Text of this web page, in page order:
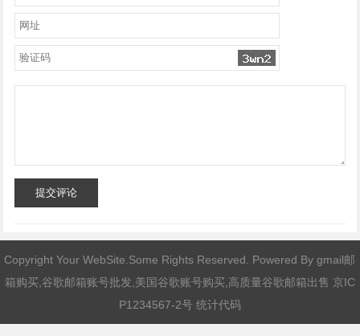
提交评论
Copyright Your WebSite.Some Rights Reserved. Powered Bygmail邮
箱购买,谷歌邮箱账号批发,美国谷歌账号购买,高质量谷歌邮箱出售 京IC
P1234567-2号 统计代码